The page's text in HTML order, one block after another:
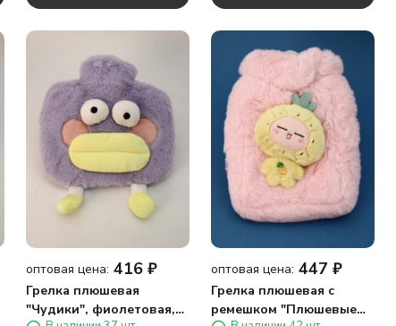
оптовая цена: 416 ₽
Грелка плюшевая
"Чудики", фиолетовая,
оптовая цена: 447 ₽
Грелка плюшевая с
ремешком "Плюшевые